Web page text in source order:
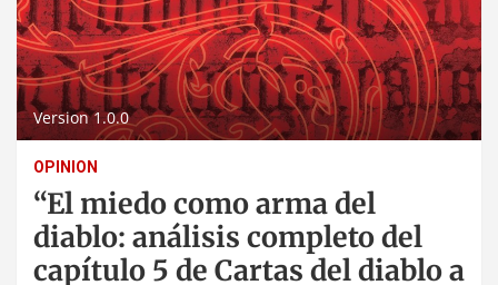
Version 1.0.0
OPINION
“El miedo como arma del
diablo: análisis completo del
capítulo 5 de Cartas del diablo a